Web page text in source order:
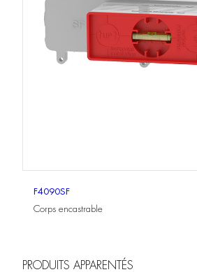
F4090SF
Corps encastrable
PRODUITS APPARENTÉS